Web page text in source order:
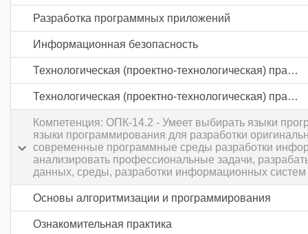
Разработка программных приложений
Информационная безопасность
Технологическая (проектно-технологическая) практика
Технологическая (проектно-технологическая) практика
Компетенция: ОПК-14.2 - Умеет выбирать языки
языки программирования для разработки
современные программные среды разработки
анализировать профессиональные задачи,
данных, среды, разработки информационных систем
Основы алгоритмизации и программирования
Ознакомительная практика